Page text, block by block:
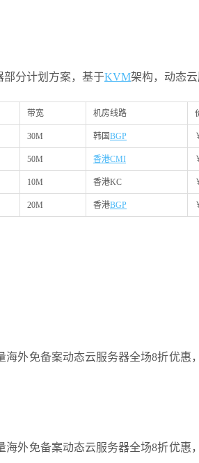
部分计划方案，基于KVM架构，动态
带宽 机房线路
30M 韩国BGP
50M 香港CMI
10M 香港KC
20M 香港BGP